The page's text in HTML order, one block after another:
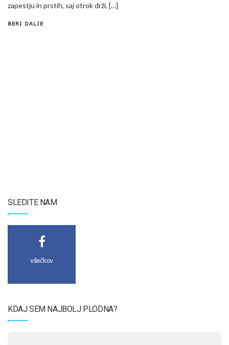
zapestju in prstih, saj otrok drži, […]
BERI DALJE
SLEDITE NAM
všečkov
KDAJ SEM NAJBOLJ PLODNA?